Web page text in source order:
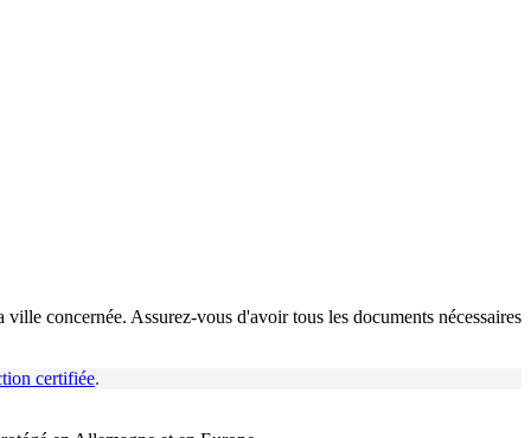
concernée. Assurez-vous d'avoir tous les documents nécessaires
certifiée.